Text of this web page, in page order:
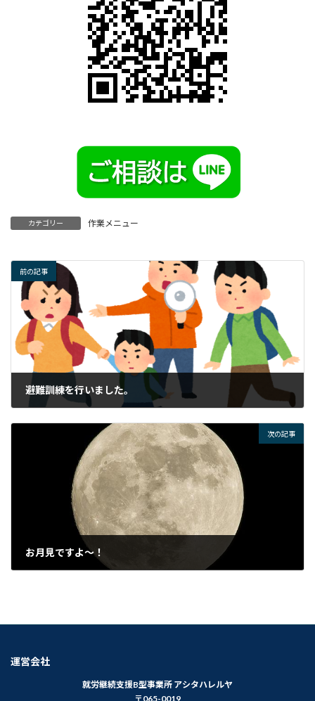
カテゴリー 作業メニュー
前の記事
避難訓練を行いました。
次の記事
お月見ですよ～！
運営会社
就労継続支援B型事業所 アシタハレルヤ
〒065-0019